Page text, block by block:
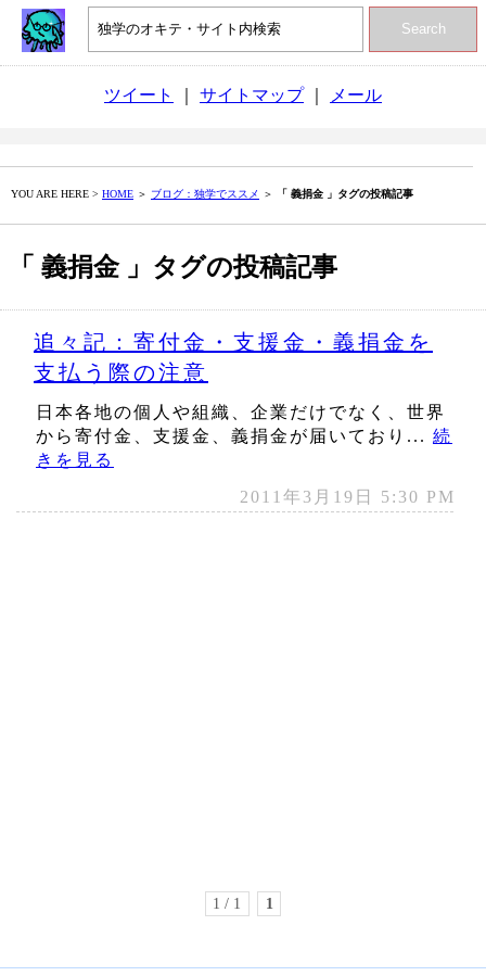
Search
ツイート サイトマップ｜ メール
YOU ARE HERE > HOME ＞ ブログ：独学でススメ ＞ 「 義捐金 」タグの投稿記事
「 義捐金 」タグの投稿記事
追々記：寄付金・支援金・義捐金を
支払う際の注意
日本各地の個人や組織、企業だけでなく、世界
から寄付金、支援金、義捐金が届いており... 続
きを見る
2011年3月19日 5:30 PM
1 / 1 1